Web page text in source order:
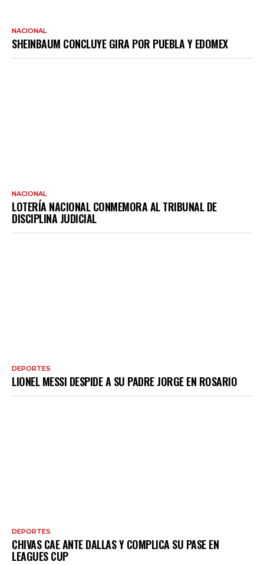
NACIONAL
SHEINBAUM CONCLUYE GIRA POR PUEBLA Y EDOMEX
NACIONAL
LOTERÍA NACIONAL CONMEMORA AL TRIBUNAL DE
DISCIPLINA JUDICIAL
DEPORTES
LIONEL MESSI DESPIDE A SU PADRE JORGE EN ROSARIO
DEPORTES
CHIVAS CAE ANTE DALLAS Y COMPLICA SU PASE EN
LEAGUES CUP